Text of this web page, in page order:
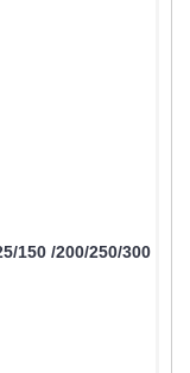
150 /200/250/300